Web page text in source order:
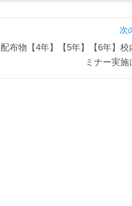
次
配布物【4年】【5年】【6年】校
ミナー実施